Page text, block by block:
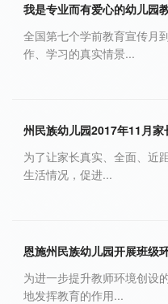
我是专业而有爱心的幼儿园
全国第七个学前教育宣传月
作、学习的真实情景...
州民族幼儿园2017年11月家
为了让家长真实、全面、近
生活情况，促进...
恩施州民族幼儿园开展班级
为进一步提升教师环境创设
地发挥教育的作用...